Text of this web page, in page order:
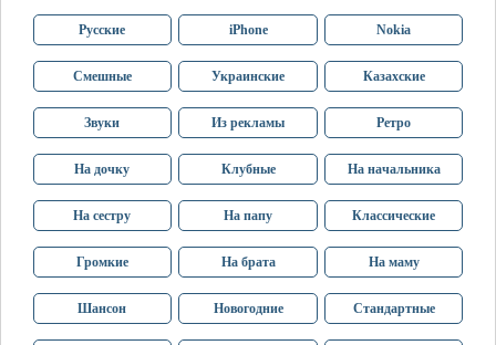
Русские iPhone Nokia
Смешные Украинские Казахские
Звуки Из рекламы Ретро
На дочку Клубные На начальника
На сестру На папу Классические
Громкие На брата На маму
Шансон Новогодние Стандартные